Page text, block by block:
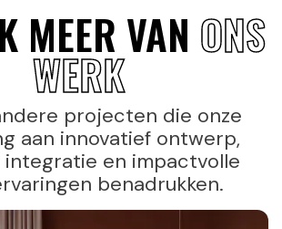
MEER VAN ONS
WERK
projecten die onze
aan innovatief ontwerp,
integratie en impactvolle
benadrukken.